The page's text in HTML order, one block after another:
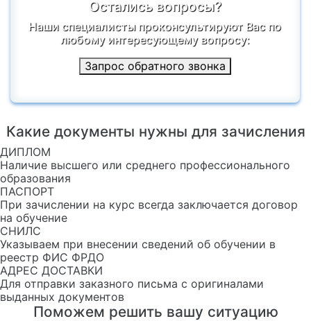
Остались вопросы?
Наши специалисты проконсультируют Вас по
любому интересующему вопросу:
Запрос обратного звонка
Какие документы нужны для зачисления
ДИПЛОМ
Наличие высшего или среднего профессионального
образования
ПАСПОРТ
При зачислении на курс всегда заключается договор
на обучение
СНИЛС
Указываем при внесении сведений об обучении в
реестр ФИС ФРДО
АДРЕС ДОСТАВКИ
Для отправки заказного письма с оригиналами
выданных документов
Поможем решить вашу ситуацию